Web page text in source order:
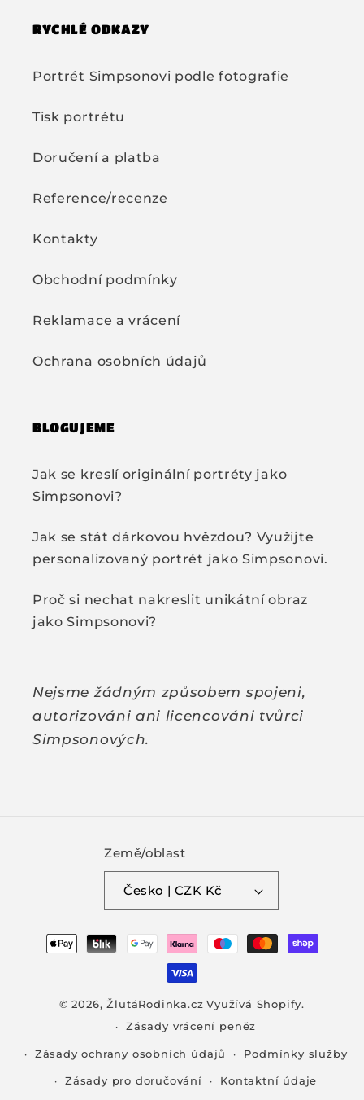
RYCHLÉ ODKAZY
Portrét Simpsonovi podle fotografie
Tisk portrétu
Doručení a platba
Reference/recenze
Kontakty
Obchodní podmínky
Reklamace a vrácení
Ochrana osobních údajů
BLOGUJEME
Jak se kreslí originální portréty jako
Simpsonovi?
Jak se stát dárkovou hvězdou? Využijte
personalizovaný portrét jako Simpsonovi.
Proč si nechat nakreslit unikátní obraz
jako Simpsonovi?
Nejsme žádným způsobem spojeni,
autorizováni ani licencováni tvůrci
Simpsonových.
Země/oblast
Česko | CZK Kč
Platební
metody
© 2026,ŽlutáRodinka.cz Využívá Shopify.
Zásady vrácení peněz
Zásady ochrany osobních údajů Podmínky služby
Zásady pro doručování Kontaktní údaje